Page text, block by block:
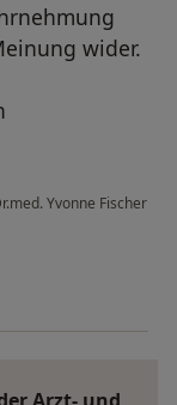
wider.
Yvonne Fischer